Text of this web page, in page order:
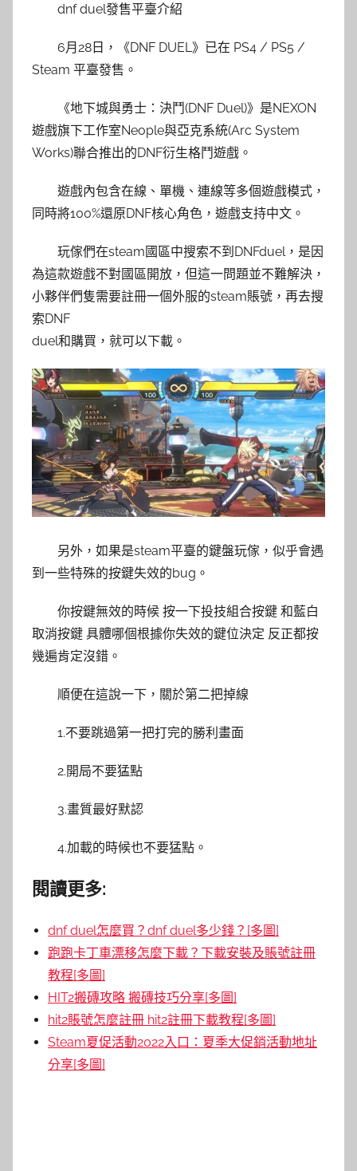
dnf duel發售平臺介紹
6月28日，《DNF DUEL》已在 PS4 / PS5 /
Steam 平臺發售。
《地下城與勇士：決鬥(DNF Duel)》是NEXON
遊戲旗下工作室Neople與亞克系統(Arc System
Works)聯合推出的DNF衍生格鬥遊戲。
遊戲內包含在線、單機、連線等多個遊戲模式，
同時將100%還原DNF核心角色，遊戲支持中文。
玩傢們在steam國區中搜索不到DNFduel，是因
為這款遊戲不對國區開放，但這一問題並不難解決，
小夥伴們隻需要註冊一個外服的steam賬號，再去搜
索DNF
duel和購買，就可以下載。
另外，如果是steam平臺的鍵盤玩傢，似乎會遇
到一些特殊的按鍵失效的bug。
你按鍵無效的時候 按一下投技組合按鍵 和藍白
取消按鍵 具體哪個根據你失效的鍵位決定 反正都按
幾遍肯定沒錯。
順便在這說一下，關於第二把掉線
1.不要跳過第一把打完的勝利畫面
2.開局不要猛點
3.畫質最好默認
4.加載的時候也不要猛點。
閱讀更多:
dnf duel怎麼買？dnf duel多少錢？[多圖]
跑跑卡丁車漂移怎麼下載？下載安裝及賬號註冊
教程[多圖]
HIT2搬磚攻略 搬磚技巧分享[多圖]
hit2賬號怎麼註冊 hit2註冊下載教程[多圖]
Steam夏促活動2022入口：夏季大促銷活動地址
分享[多圖]